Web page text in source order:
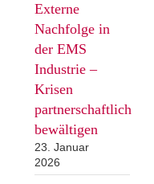
Externe
Nachfolge in
der EMS
Industrie –
Krisen
partnerschaftlich
bewältigen
23. Januar
2026